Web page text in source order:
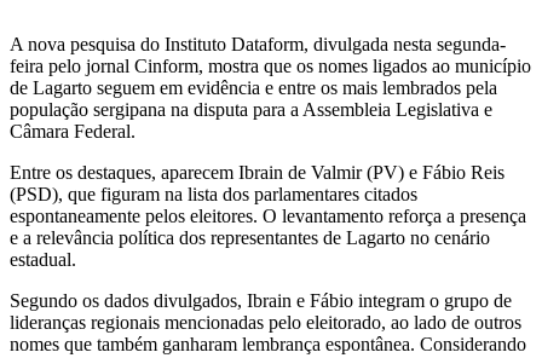
A nova pesquisa do Instituto Dataform, divulgada nesta segunda-
feira pelo jornal Cinform, mostra que os nomes ligados ao município
de Lagarto seguem em evidência e entre os mais lembrados pela
população sergipana na disputa para a Assembleia Legislativa e
Câmara Federal.
Entre os destaques, aparecem Ibrain de Valmir (PV) e Fábio Reis
(PSD), que figuram na lista dos parlamentares citados
espontaneamente pelos eleitores. O levantamento reforça a presença
e a relevância política dos representantes de Lagarto no cenário
estadual.
Segundo os dados divulgados, Ibrain e Fábio integram o grupo de
lideranças regionais mencionadas pelo eleitorado, ao lado de outros
nomes que também ganharam lembrança espontânea. Considerando